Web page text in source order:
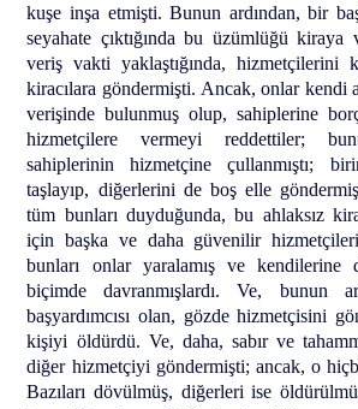
kuşe inşa etmişti. Bunun ardından, bir
seyahate çıktığında bu üzümlüğü
veriş vakti yaklaştığında, hizmetçilerini
kiracılara göndermişti. Ancak, onlar kendi
verişinde bulunmuş olup, sahiplerine
hizmetçilere vermeyi reddettiler;
sahiplerinin hizmetçine çullanmıştı;
taşlayıp, diğerlerini de boş elle
tüm bunları duyduğunda, bu ahlaksız
için başka ve daha güvenilir
bunları onlar yaralamış ve
biçimde davranmışlardı. Ve, bunun
başyardımcısı olan, gözde hizmetçisini
kişiyi öldürdü. Ve, daha, sabır ve
diğer hizmetçiyi göndermişti; ancak, o
Bazıları dövülmüş, diğerleri ise